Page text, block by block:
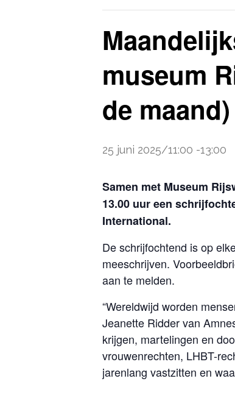
museum
de maand)
25 juni 2025/11:00 -13:00
Samen met Museum
13.00 uur een
International.
De schrijfochtend is op
meeschrijven.
aan te melden.
“Wereldwijd worden
Jeanette Ridder van
krijgen, martelingen en
vrouwenrechten, LHBT-
jarenlang vastzitten en